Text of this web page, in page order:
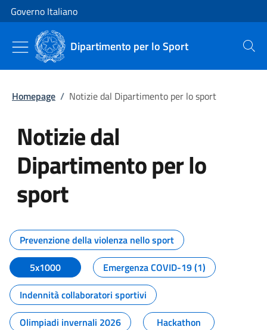
Vai al contenuto
Vai alla navigazione del sito
Governo Italiano
Dipartimento per lo Sport Cerca
Homepage / Notizie dal Dipartimento per lo sport
Notizie dal
Dipartimento per lo
sport
Tutti i contenuti della pagina
Prevenzione della violenza nello sport
5x1000
Emergenza COVID-19 (1)
Indennità collaboratori sportivi
Olimpiadi invernali 2026
Hackathon